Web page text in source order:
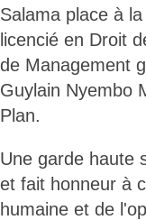
Salama place à
licencié en Droit
de Management
Guylain Nyembo
Plan.
Une garde haute
et fait honneur à
humaine et de